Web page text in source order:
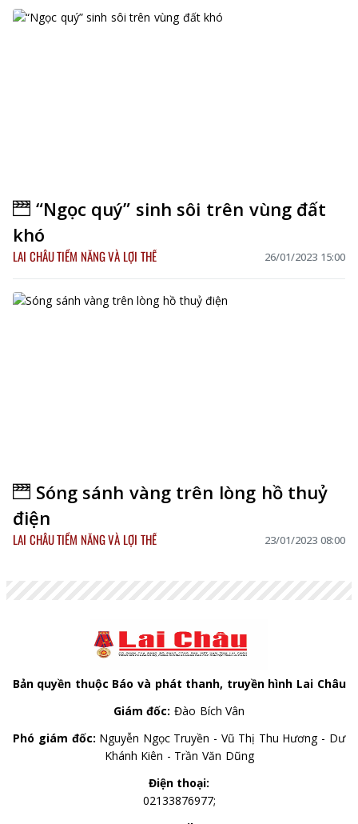
“Ngọc quý” sinh sôi trên vùng đất
khó
LAI CHÂU TIỀM NĂNG VÀ LỢI THẾ 26/01/2023 15:00
Sóng sánh vàng trên lòng hồ thuỷ
điện
LAI CHÂU TIỀM NĂNG VÀ LỢI THẾ 23/01/2023 08:00
Bản quyền thuộc Báo và phát thanh, truyền hình Lai Châu
Giám đốc: Đào Bích Vân
Phó giám đốc: Nguyễn Ngọc Truyền - Vũ Thị Thu Hương - Dư
Khánh Kiên - Trần Văn Dũng
Điện thoại:
02133876977;